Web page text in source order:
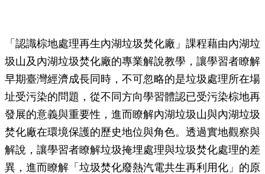
「認識棕地處理再生內湖垃圾焚化廠」課程藉由內湖垃
圾山及內湖垃圾焚化廠的專業解說教學，讓學習者瞭解
早期臺灣經濟成長同時，不可忽略的是垃圾處理所在場
址受污染的問題，從不同方向學習體認已受污染棕地再
發展的意義與重要性，進而瞭解內湖垃圾山與內湖垃圾
焚化廠在環境保護的歷史地位與角色。透過實地觀察與
解說，讓學習者瞭解垃圾掩埋處理與垃圾焚化處理的差
異，進而瞭解「垃圾焚化廢熱汽電共生再利用化」的原